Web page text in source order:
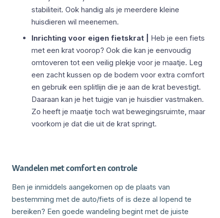
stabiliteit. Ook handig als je meerdere kleine
huisdieren wil meenemen.
Inrichting voor eigen fietskrat |
Heb je een fiets
met een krat voorop? Ook die kan je eenvoudig
omtoveren tot een veilig plekje voor je maatje. Leg
een zacht kussen op de bodem voor extra comfort
en gebruik een splitlijn die je aan de krat bevestigt.
Daaraan kan je het tuigje van je huisdier vastmaken.
Zo heeft je maatje toch wat bewegingsruimte, maar
voorkom je dat die uit de krat springt.
Wandelen met comfort en controle
Ben je inmiddels aangekomen op de plaats van
bestemming met de auto/fiets of is deze al lopend te
bereiken? Een goede wandeling begint met de juiste